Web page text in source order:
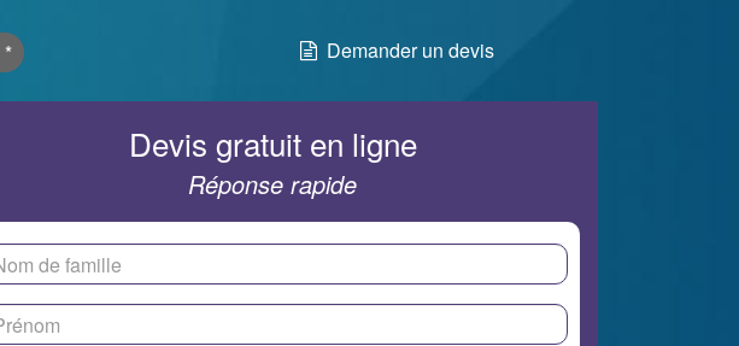
* Demander un devis
Devis gratuit en ligne
Réponse rapide